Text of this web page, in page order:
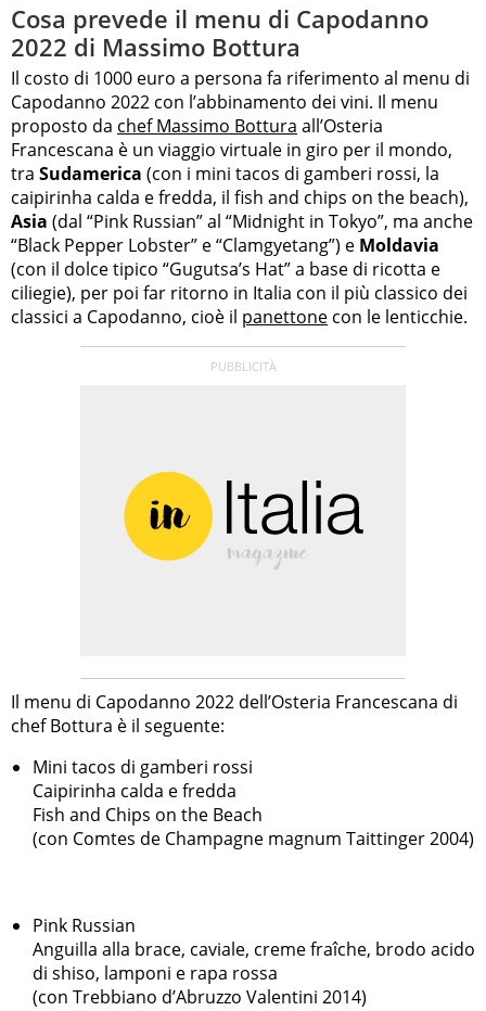
Cosa prevede il menu di Capodanno
2022 di Massimo Bottura
Il costo di 1000 euro a persona fa riferimento al menu di
Capodanno 2022 con l’abbinamento dei vini. Il menu
proposto da chef Massimo Bottura all’Osteria
Francescana è un viaggio virtuale in giro per il mondo,
tra Sudamerica (con i mini tacos di gamberi rossi, la
caipirinha calda e fredda, il fish and chips on the beach),
Asia (dal “Pink Russian” al “Midnight in Tokyo”, ma anche
“Black Pepper Lobster” e “Clamgyetang”) e Moldavia
(con il dolce tipico “Gugutsa’s Hat” a base di ricotta e
ciliegie), per poi far ritorno in Italia con il più classico dei
classici a Capodanno, cioè il panettone con le lenticchie.
Il menu di Capodanno 2022 dell’Osteria Francescana di
chef Bottura è il seguente:
Mini tacos di gamberi rossi
Caipirinha calda e fredda
Fish and Chips on the Beach
(con Comtes de Champagne magnum Taittinger 2004)
Pink Russian
Anguilla alla brace, caviale, creme fraîche, brodo acido
di shiso, lamponi e rapa rossa
(con Trebbiano d’Abruzzo Valentini 2014)